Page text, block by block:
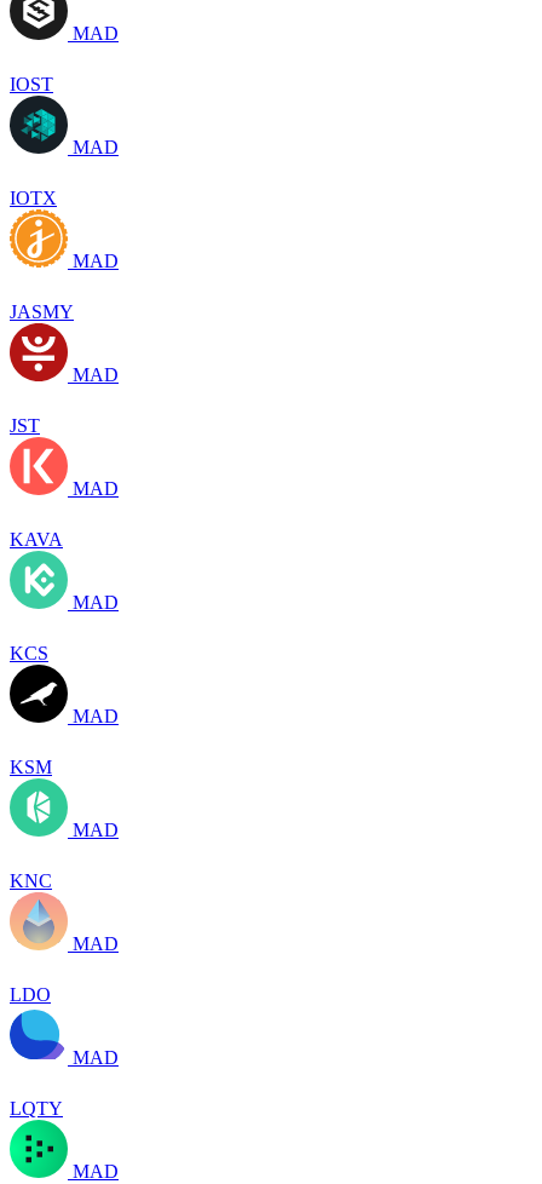
MAD
IOST
MAD
IOTX
MAD
JASMY
MAD
JST
MAD
KAVA
MAD
KCS
MAD
KSM
MAD
KNC
MAD
LDO
MAD
LQTY
MAD